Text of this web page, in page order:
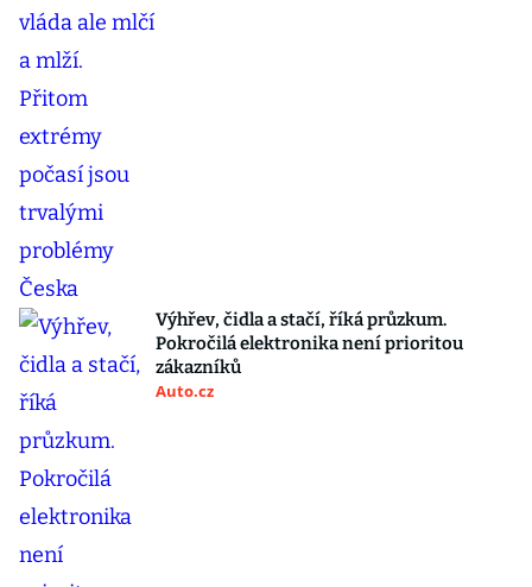
Výhřev, čidla a stačí, říká průzkum.
Pokročilá elektronika není prioritou
zákazníků
Auto.cz